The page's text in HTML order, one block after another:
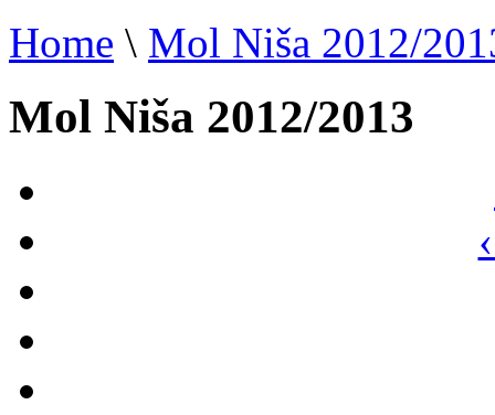
Home \ Mol Niša 2012/
Mol Niša 2012/2013